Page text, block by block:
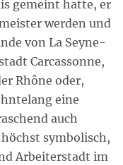
gemeint hatte, er
werden und
von La Seyne-
Carcassonne,
Rhône oder,
eine
auch
symbolisch,
Arbeiterstadt im